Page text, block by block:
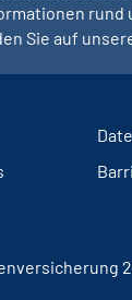
rund
Sie auf